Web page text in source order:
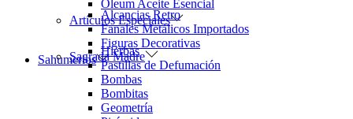
Oleum Aceite Esencial
Artículos Especiales
Alcancias Retro
Fanales Metálicos Importados
Figuras Decorativas
SahumeriosSagrada Madre
Hierbas
Pastillas de Defumación
Bombas
Bombitas
Geometría